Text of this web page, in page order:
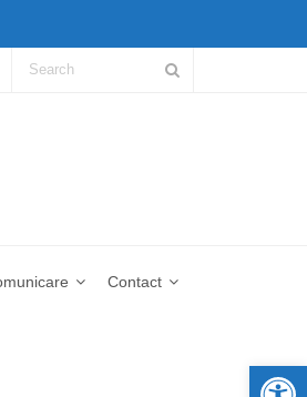
Contact